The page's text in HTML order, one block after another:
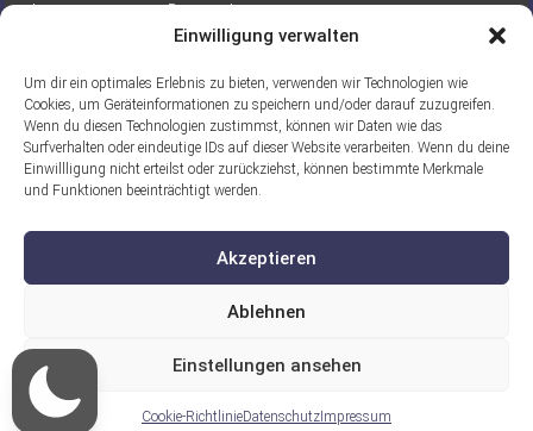
Einwilligung verwalten
Um dir ein optimales Erlebnis zu bieten, verwenden wir Technologien wie
Cookies, um Geräteinformationen zu speichern und/oder darauf zuzugreifen.
Wenn du diesen Technologien zustimmst, können wir Daten wie das
Surfverhalten oder eindeutige IDs auf dieser Website verarbeiten. Wenn du deine
Einwillligung nicht erteilst oder zurückziehst, können bestimmte Merkmale
und Funktionen beeinträchtigt werden.
Akzeptieren
Ablehnen
Einstellungen ansehen
Cookie-RichtlinieDatenschutz Impressum
Impressum
Datenschutz
Gefördert durch:
Ein Projekt der ASB Seelische Gesundheit
gGmbH